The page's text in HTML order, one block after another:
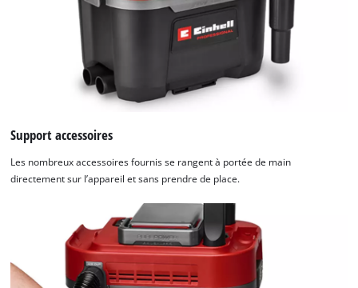
Support accessoires
Les nombreux accessoires fournis se rangent à portée de main
directement sur l’appareil et sans prendre de place.